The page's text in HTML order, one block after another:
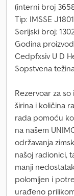
(interni broj
Tip: IMSSE
Serijski broj:
Godina
Cedpfxsiv U D
Sopstvena
Rezervoar za
širina i količina
rada pomoću
na našem
održavanja
našoj radionici,
manji
polomljen i
urađeno